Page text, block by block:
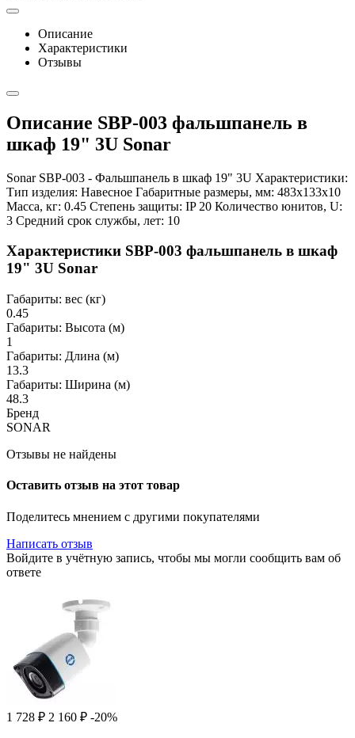
Описание
Характеристики
Отзывы
Описание SBP-003 фальшпанель в
шкаф 19" 3U Sonar
Sonar SBP-003 - Фальшпанель в шкаф 19" 3U Характеристики:
Тип изделия: Навесное Габаритные размеры, мм: 483х133х10
Масса, кг: 0.45 Степень защиты: IP 20 Количество юнитов, U:
3 Средний срок службы, лет: 10
Характеристики SBP-003 фальшпанель в шкаф
19" 3U Sonar
Габариты: вес (кг)
0.45
Габариты: Высота (м)
1
Габариты: Длина (м)
13.3
Габариты: Ширина (м)
48.3
Бренд
SONAR
Отзывы не найдены
Оставить отзыв на этот товар
Поделитесь мнением с другими покупателями
Написать отзыв
Войдите в учётную запись, чтобы мы могли сообщить вам об
ответе
1 728 ₽ 2 160 ₽ -20%